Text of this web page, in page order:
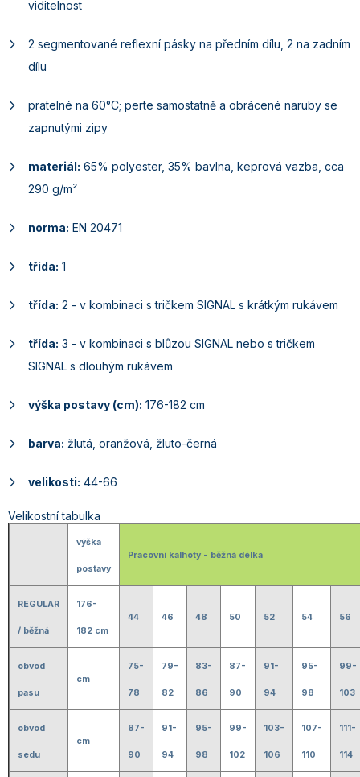
viditelnost
2 segmentované reflexní pásky na předním dílu, 2 na zadním
dílu
pratelné na 60°C; perte samostatně a obrácené naruby se
zapnutými zipy
materiál: 65% polyester, 35% bavlna, keprová vazba, cca
290 g/m²
norma: EN 20471
třída: 1
třída: 2 - v kombinaci s tričkem SIGNAL s krátkým rukávem
třída: 3 - v kombinaci s blůzou SIGNAL nebo s tričkem
SIGNAL s dlouhým rukávem
výška postavy (cm): 176-182 cm
barva: žlutá, oranžová, žluto-černá
velikosti: 44-66
Velikostní tabulka
výška
postavy
Pracovní kalhoty - běžná délka
REGULAR
/ běžná
176-
182 cm
44 46 48 50 52 54 56
obvod
pasu
cm
75-
78
79-
82
83-
86
87-
90
91-
94
95-
98
99-
103
obvod
sedu
cm
87-
90
91-
94
95-
98
99-
102
103-
106
107-
110
111-
114